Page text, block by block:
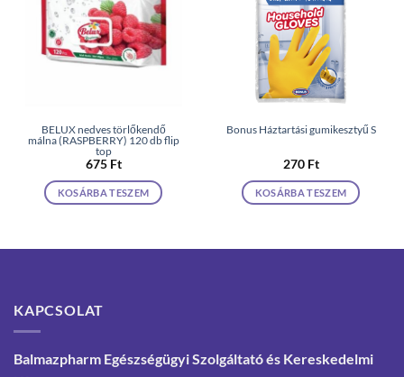
BELUX nedves törlőkendő
málna (RASPBERRY) 120 db flip
top
675 Ft
KOSÁRBA TESZEM
Bonus Háztartási gumikesztyű S
270 Ft
KOSÁRBA TESZEM
KAPCSOLAT
Balmazpharm Egészségügyi Szolgáltató és Kereskedelmi